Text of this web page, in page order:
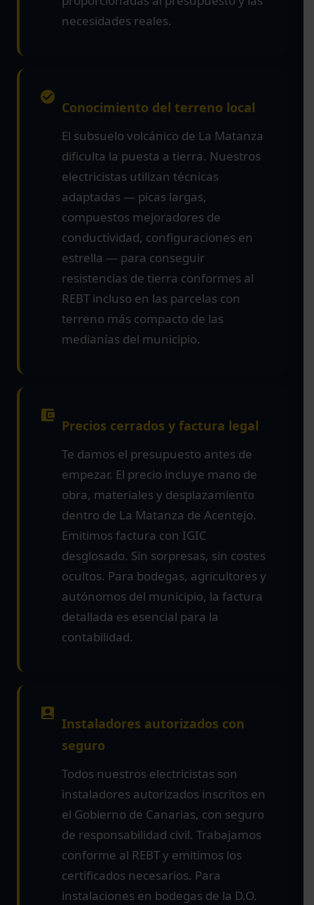
necesidades reales.
Conocimiento del terreno local
El subsuelo volcánico de La Matanza
dificulta la puesta a tierra. Nuestros
electricistas utilizan técnicas
adaptadas — picas largas,
compuestos mejoradores de
conductividad, configuraciones en
estrella — para conseguir
resistencias de tierra conformes al
REBT incluso en las parcelas con
terreno más compacto de las
medianías del municipio.
Precios cerrados y factura legal
Te damos el presupuesto antes de
empezar. El precio incluye mano de
obra, materiales y desplazamiento
dentro de La Matanza de Acentejo.
Emitimos factura con IGIC
desglosado. Sin sorpresas, sin costes
ocultos. Para bodegas, agricultores y
autónomos del municipio, la factura
detallada es esencial para la
contabilidad.
Instaladores autorizados con
seguro
Todos nuestros electricistas son
instaladores autorizados inscritos en
el Gobierno de Canarias, con seguro
de responsabilidad civil. Trabajamos
conforme al REBT y emitimos los
certificados necesarios. Para
instalaciones en bodegas de la D.O.